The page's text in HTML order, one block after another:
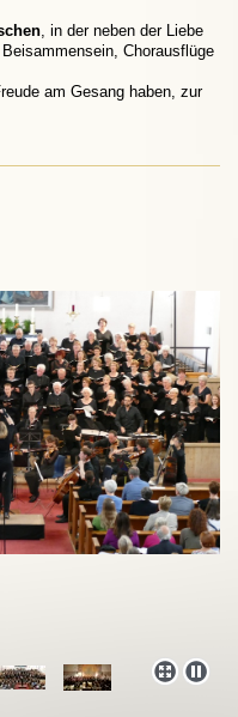
, in der neben der Liebe
Chorausflüge
am Gesang haben, zur